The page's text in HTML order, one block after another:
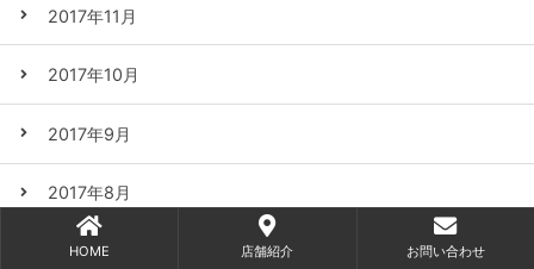
2017年11月
2017年10月
2017年9月
2017年8月
2017年7月
HOME 店舗紹介 お問い合わせ